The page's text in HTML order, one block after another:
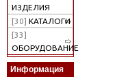
ИЗДЕЛИЯ
[30] КАТАЛОГИ
[33]
ОБОРУДОВАНИЕ
Информация